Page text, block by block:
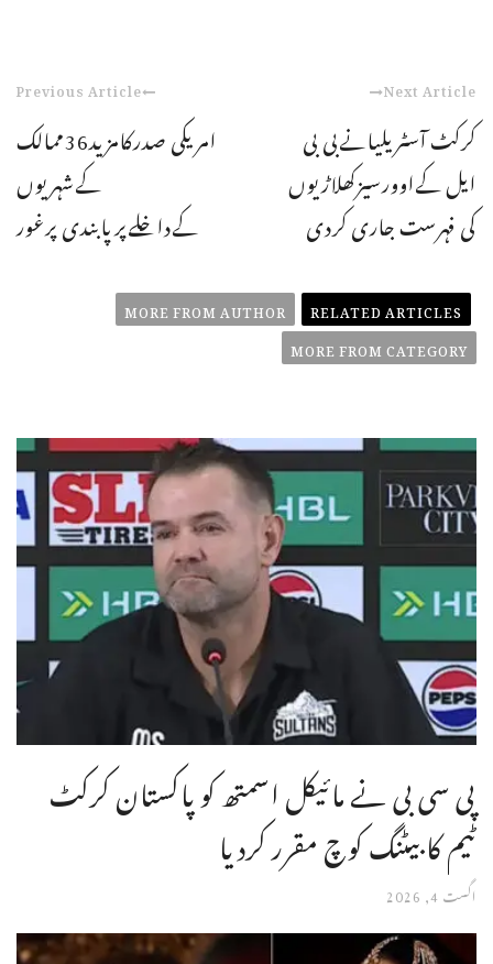
Previous Article
امریکی صدرکامزید36ممالک
کےشہریوں
کےداخلےپرپابندی پرغور
Next Article
کرکٹ آسٹریلیانےبی بی
ایل کےاوورسیزکھلاڑیوں
کی فہرست جاری کردی
RELATED ARTICLES
MORE FROM AUTHOR
MORE FROM CATEGORY
پی سی بی نے مائیکل اسمتھ کو پاکستان کرکٹ
ٹیم کا بیٹنگ کوچ مقرر کردیا
اگست 4, 2026